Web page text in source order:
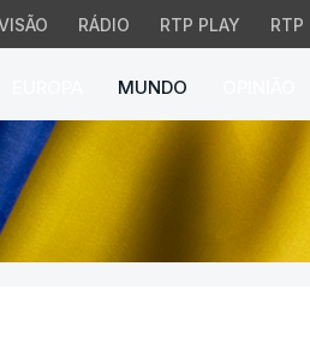
RÁDIO RTP PLAY RTP
MUNDO